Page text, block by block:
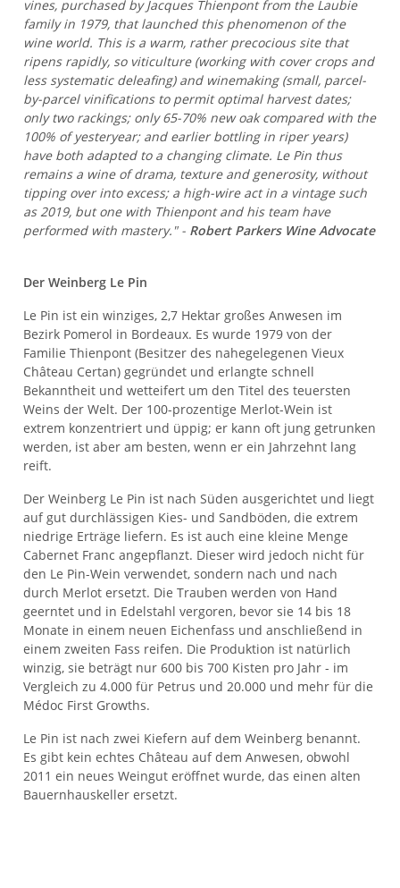
vines, purchased by Jacques Thienpont from the Laubie
family in 1979, that launched this phenomenon of the
wine world. This is a warm, rather precocious site that
ripens rapidly, so viticulture (working with cover crops and
less systematic deleafing) and winemaking (small, parcel-
by-parcel vinifications to permit optimal harvest dates;
only two rackings; only 65-70% new oak compared with the
100% of yesteryear; and earlier bottling in riper years)
have both adapted to a changing climate. Le Pin thus
remains a wine of drama, texture and generosity, without
tipping over into excess; a high-wire act in a vintage such
as 2019, but one with Thienpont and his team have
performed with mastery." - Robert Parkers Wine Advocate
Der Weinberg Le Pin
Le Pin ist ein winziges, 2,7 Hektar großes Anwesen im
Bezirk Pomerol in Bordeaux. Es wurde 1979 von der
Familie Thienpont (Besitzer des nahegelegenen Vieux
Château Certan) gegründet und erlangte schnell
Bekanntheit und wetteifert um den Titel des teuersten
Weins der Welt. Der 100-prozentige Merlot-Wein ist
extrem konzentriert und üppig; er kann oft jung getrunken
werden, ist aber am besten, wenn er ein Jahrzehnt lang
reift.
Der Weinberg Le Pin ist nach Süden ausgerichtet und liegt
auf gut durchlässigen Kies- und Sandböden, die extrem
niedrige Erträge liefern. Es ist auch eine kleine Menge
Cabernet Franc angepflanzt. Dieser wird jedoch nicht für
den Le Pin-Wein verwendet, sondern nach und nach
durch Merlot ersetzt. Die Trauben werden von Hand
geerntet und in Edelstahl vergoren, bevor sie 14 bis 18
Monate in einem neuen Eichenfass und anschließend in
einem zweiten Fass reifen. Die Produktion ist natürlich
winzig, sie beträgt nur 600 bis 700 Kisten pro Jahr - im
Vergleich zu 4.000 für Petrus und 20.000 und mehr für die
Médoc First Growths.
Le Pin ist nach zwei Kiefern auf dem Weinberg benannt.
Es gibt kein echtes Château auf dem Anwesen, obwohl
2011 ein neues Weingut eröffnet wurde, das einen alten
Bauernhauskeller ersetzt.